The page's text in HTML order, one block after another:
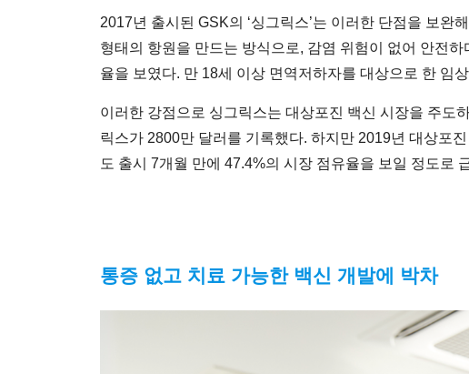
2017년 출시된 GSK의 ‘싱그릭스’는 이러한 단점을 보
형태의 항원을 만드는 방식으로, 감염 위험이 없어 안전
율을 보였다. 만 18세 이상 면역저하자를 대상으로 한 임
이러한 강점으로 싱그릭스는 대상포진 백신 시장을 주도
릭스가 2800만 달러를 기록했다. 하지만 2019년 대상포
도 출시 7개월 만에 47.4%의 시장 점유율을 보일 정도로
통증 없고 치료 가능한 백신 개발에 박차